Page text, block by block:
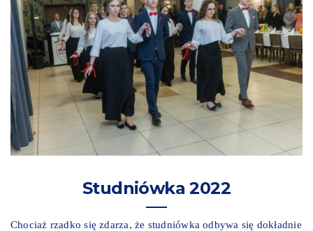
Studniówka 2022
Chociaż rzadko się zdarza, że studniówka odbywa się dokładnie